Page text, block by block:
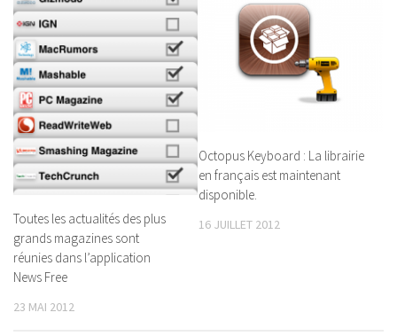
Toutes les actualités des plus
grands magazines sont
réunies dans l’application
News Free
23 MAI 2012
Octopus Keyboard : La librairie
en français est maintenant
disponible.
16 JUILLET 2012